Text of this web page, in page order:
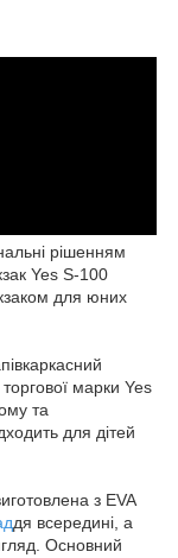
рішенням
Yes S-100
для юних
марки Yes
та
для дітей
з EVA
дя всередині, а
Основний